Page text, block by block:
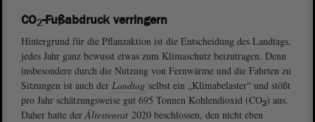
CO2-Fußabdruck verringern
Hintergrund für die Pflanzaktion ist die Entscheidung des Landtags,
jedes Jahr ganz bewusst etwas zum Klimaschutz beizutragen. Denn
insbesondere durch die Nutzung von Fernwärme und die Fahrten zu
Sitzungen ist auch der Landtag selbst ein „Klimabelaster“ und stößt
pro Jahr schätzungsweise gut 695 Tonnen Kohlendioxid (CO2) aus.
Daher hatte derÄltestenrat 2020 beschlossen, den nicht eben